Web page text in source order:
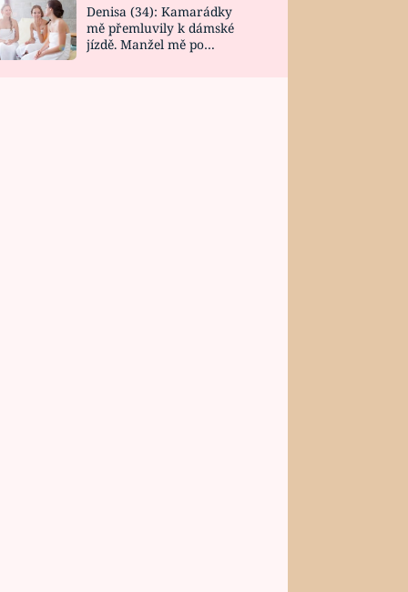
Denisa (34): Kamarádky
mě přemluvily k dámské
jízdě. Manžel mě po